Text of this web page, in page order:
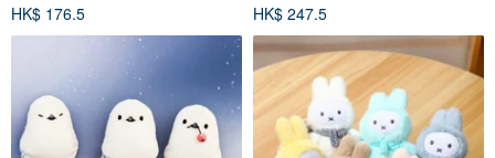
HK$ 176.5
HK$ 247.5